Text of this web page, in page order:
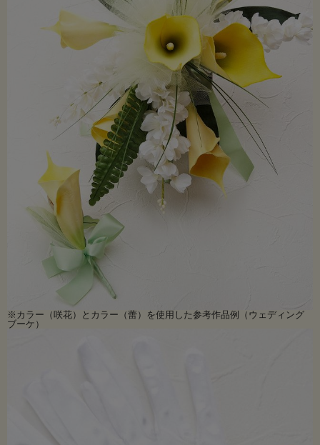
※カラー（咲花）とカラー（蕾）を使用した参考作品例（ウェディング
ブーケ）